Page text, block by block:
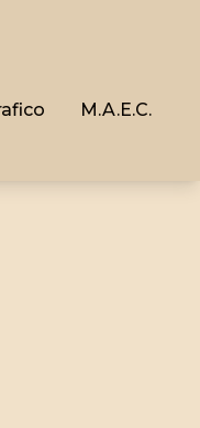
M.A.E.C.